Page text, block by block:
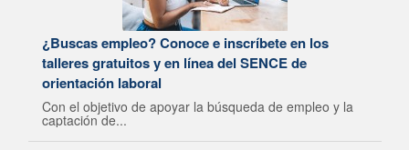
¿Buscas empleo? Conoce e inscríbete en los
talleres gratuitos y en línea del SENCE de
orientación laboral
Con el objetivo de apoyar la búsqueda de empleo y la
captación de...